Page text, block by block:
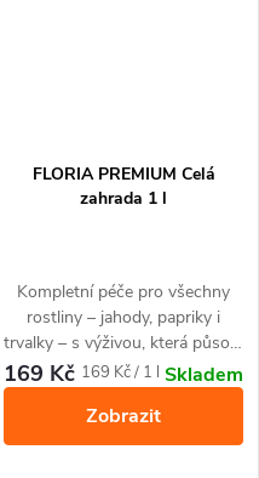
FLORIA PREMIUM Celá
zahrada 1 l
Kompletní péče pro všechny
rostliny – jahody, papriky i
trvalky – s výživou, která působí
hned i dlouhodobě. Balení 1 l
vystačí na celou sezónu (až 100
litrů zálivky).
169 Kč Měrná
169 Kč / 1 l Skladem
Zobrazit